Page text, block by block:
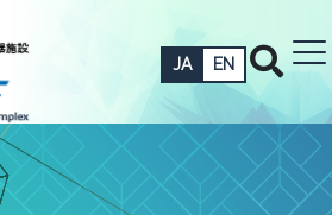
JA EN